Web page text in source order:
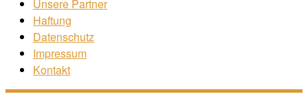
Unsere Partner
Haftung
Datenschutz
Impressum
Kontakt